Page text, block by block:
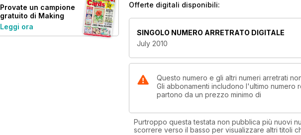
Provate un campione
gratuito di Making
Cards & Papercraft
Leggi ora
Offerte digitali disponibili:
SINGOLO NUMERO ARRETRATO DIGITALE
July 2010
Questo numero e gli altri numeri arretrati
Gli abbonamenti includono l'ultimo
partono da un prezzo minimo di
Purtroppo questa testata non pubblica più nuovi
scorrere verso il basso per visualizzare altri titoli